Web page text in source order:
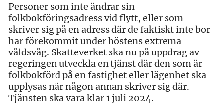
Personer som inte ändrar sin
folkbokföringsadress vid flytt, eller som
skriver sig på en adress där de faktiskt inte bor
har förekommit under höstens extrema
våldsvåg. Skatteverket ska nu på uppdrag av
regeringen utveckla en tjänst där den som är
folkbokförd på en fastighet eller lägenhet ska
upplysas när någon annan skriver sig där.
Tjänsten ska vara klar 1 juli 2024.